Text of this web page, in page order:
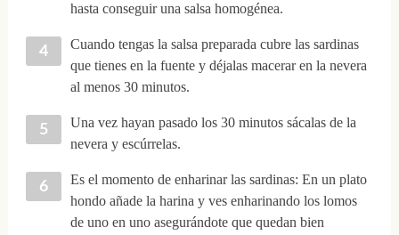
hasta conseguir una salsa homogénea.
Cuando tengas la salsa preparada cubre las sardinas
que tienes en la fuente y déjalas macerar en la nevera
al menos 30 minutos.
Una vez hayan pasado los 30 minutos sácalas de la
nevera y escúrrelas.
Es el momento de enharinar las sardinas: En un plato
hondo añade la harina y ves enharinando los lomos
de uno en uno asegurándote que quedan bien